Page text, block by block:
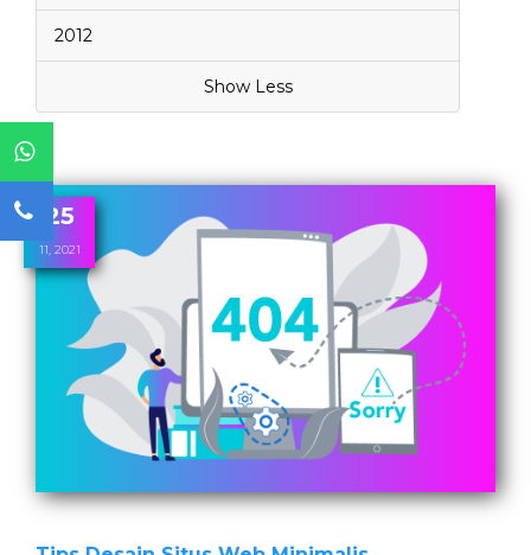
2012
Show Less
25
11, 2021